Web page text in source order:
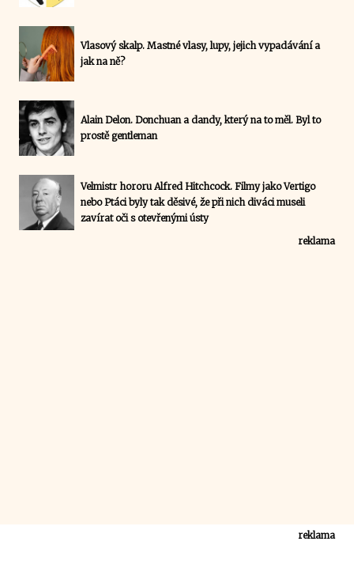
Vlasový skalp. Mastné vlasy, lupy, jejich vypadávání a
jak na ně?
Alain Delon. Donchuan a dandy, který na to měl. Byl to
prostě gentleman
Velmistr hororu Alfred Hitchcock. Filmy jako Vertigo
nebo Ptáci byly tak děsivé, že při nich diváci museli
zavírat oči s otevřenými ústy
reklama
reklama